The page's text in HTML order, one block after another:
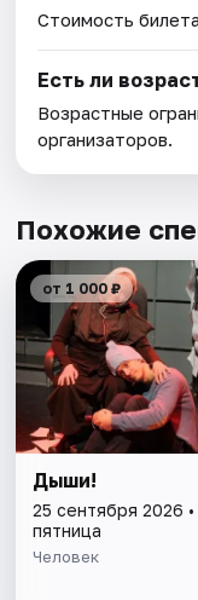
Стоимость
Есть ли
Возрастные
организаторов.
Похожие
от 1 000 ₽
Дыши!
25 сентября 2026 •
пятница
Человек